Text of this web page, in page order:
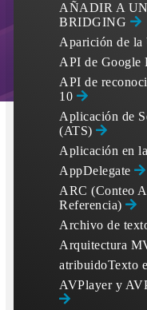
AÑADIR A
BRIDGING
Aparición de la
API de Google
API de
10
Aplicación de
(ATS)
Aplicación en
AppDelegate
ARC (Conteo
Referencia)
Archivo de
Arquitectura
atribuidoTexto
AVPlayer y